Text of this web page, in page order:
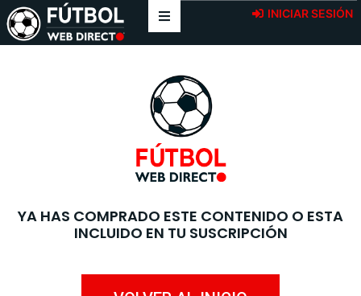
INICIAR SESIÓN
YA HAS COMPRADO ESTE CONTENIDO O ESTA
INCLUIDO EN TU SUSCRIPCIÓN